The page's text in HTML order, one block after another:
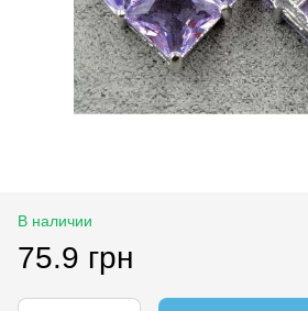
В наличии
75.9 грн